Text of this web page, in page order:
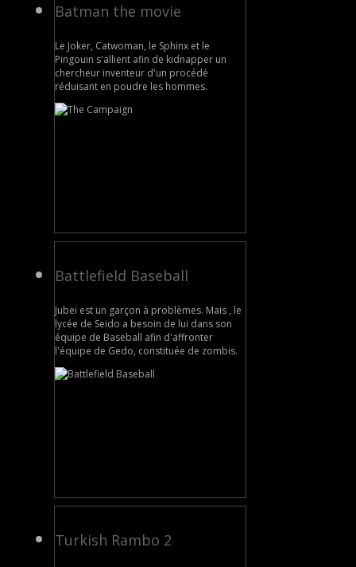
Batman the movie
Le Joker, Catwoman, le Sphinx et le
Pingouin s'allient afin de kidnapper un
chercheur inventeur d'un procédé
réduisant en poudre les hommes.
Battlefield Baseball
Jubei est un garçon à problèmes. Mais , le
lycée de Seido a besoin de lui dans son
équipe de Baseball afin d'affronter
l'équipe de Gedo, constituée de zombis.
Turkish Rambo 2